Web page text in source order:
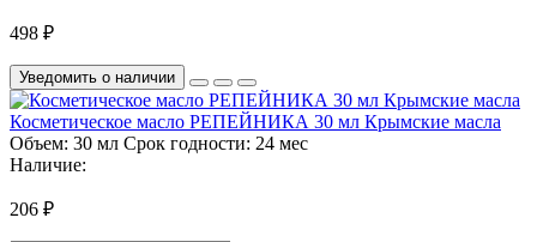
498 ₽
Уведомить о наличии
Косметическое масло РЕПЕЙНИКА 30 мл Крымские масла
Объем: 30 мл Срок годности: 24 мес
Наличие:
206 ₽